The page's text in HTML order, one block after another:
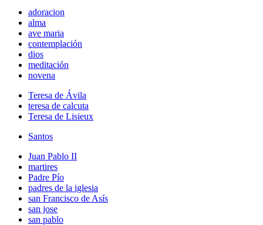
adoracion
alma
ave maria
contemplación
dios
meditación
novena
Teresa de Ávila
teresa de calcuta
Teresa de Lisieux
Santos
Juan Pablo II
martires
Padre Pío
padres de la iglesia
san Francisco de Asís
san jose
san pablo